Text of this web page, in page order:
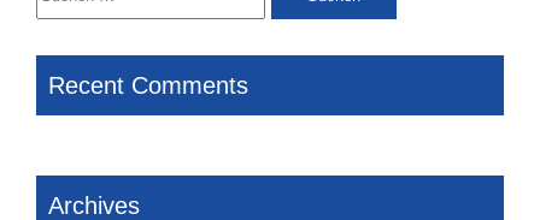
nach:
Recent Comments
Archives